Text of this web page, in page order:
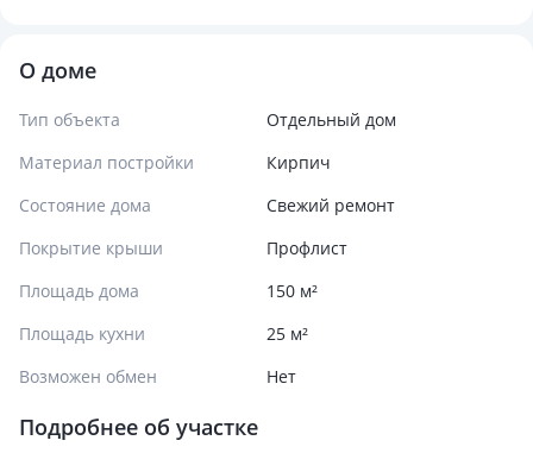
О доме
Тип объекта
Отдельный дом
Материал постройки
Кирпич
Состояние дома
Свежий ремонт
Покрытие крыши
Профлист
Площадь дома
150 м²
Площадь кухни
25 м²
Возможен обмен
Нет
Подробнее об участке